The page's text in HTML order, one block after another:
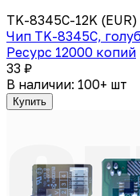
TK-8345C-12K (EUR)
Чип TK-8345C,
Ресурс 12000 копий
33 ₽
В наличии: 100+ шт
Купить